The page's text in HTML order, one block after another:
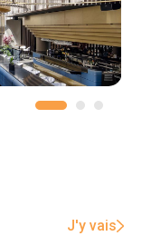
J'y vais